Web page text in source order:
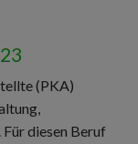
(PKA)
diesen Beruf